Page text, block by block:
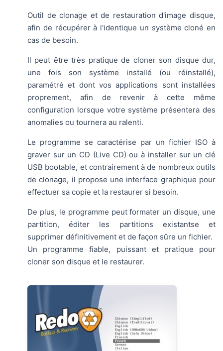
Outil de clonage et de restauration d'image disque,
afin de récupérer à l'identique un système cloné en
cas de besoin.
Il peut être très pratique de cloner son disque dur,
une fois son système installé (ou réinstallé),
paramétré et dont vos applications sont installées
proprement, afin de revenir à cette même
configuration lorsque votre système présentera des
anomalies ou tournera au ralenti.
Le programme se caractérise par un fichier ISO à
graver sur un CD (Live CD) ou à installer sur un clé
USB bootable, et contrairement à de nombreux outils
de clonage, il propose une interface graphique pour
effectuer sa copie et la restaurer si besoin.
De plus, le programme peut formater un disque, une
partition, éditer les partitions existantse et
supprimer définitivement et de façon sûre un fichier.
Un programme fiable, puissant et pratique pour
cloner son disque et le restaurer.